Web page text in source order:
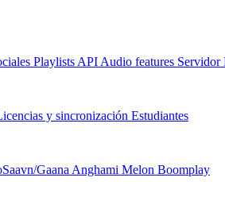
Playlists API Audio features Servidor
y sincronización Estudiantes
Gaana Anghami Melon Boomplay